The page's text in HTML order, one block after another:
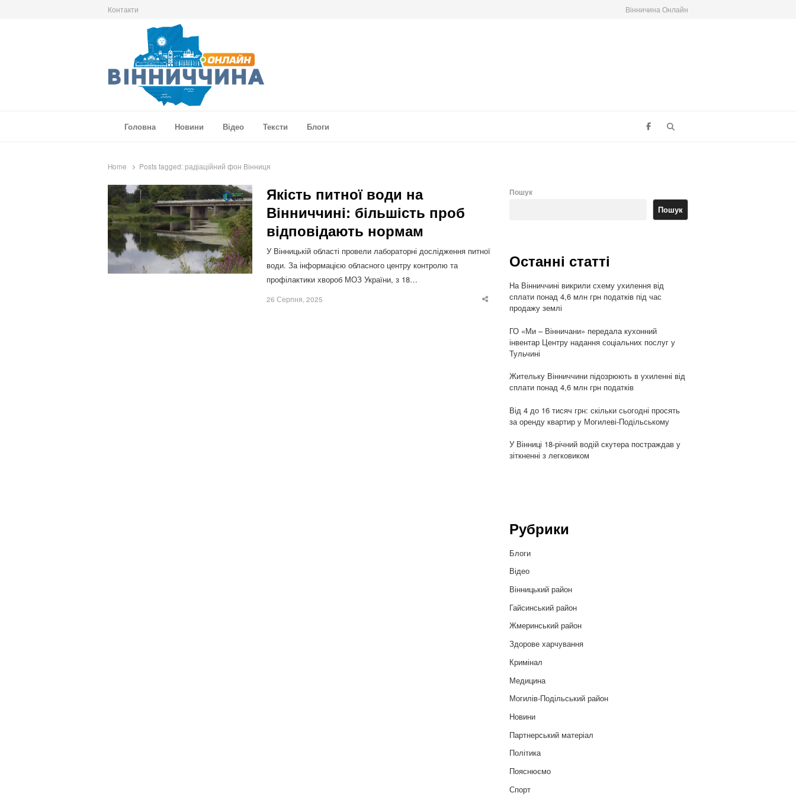
Контакти Вінничина Онлайн
Головна
Новини Відео Тексти Блоги
Home Posts tagged: радіаційний фон Вінниця
Якість питної води на
Вінниччині: більшість проб
відповідають нормам
У Вінницькій області провели лабораторні дослідження питної
води. За інформацією обласного центру контролю та
профілактики хвороб МОЗ України, з 18…
26 Серпня, 2025
Share
Пошук
Пошук
Останні статті
На Вінниччині викрили схему ухилення від
сплати понад 4,6 млн грн податків під час
продажу землі
ГО «Ми – Вінничани» передала кухонний
інвентар Центру надання соціальних послуг у
Тульчині
Жительку Вінниччини підозрюють в ухиленні від
сплати понад 4,6 млн грн податків
Від 4 до 16 тисяч грн: скільки сьогодні просять
за оренду квартир у Могилеві-Подільському
У Вінниці 18-річний водій скутера постраждав у
зіткненні з легковиком
Рубрики
Блоги
Відео
Вінницький район
Гайсинський район
Жмеринський район
Здорове харчування
Кримінал
Медицина
Могилів-Подільський район
Новини
Партнерський матеріал
Політика
Пояснюємо
Спорт